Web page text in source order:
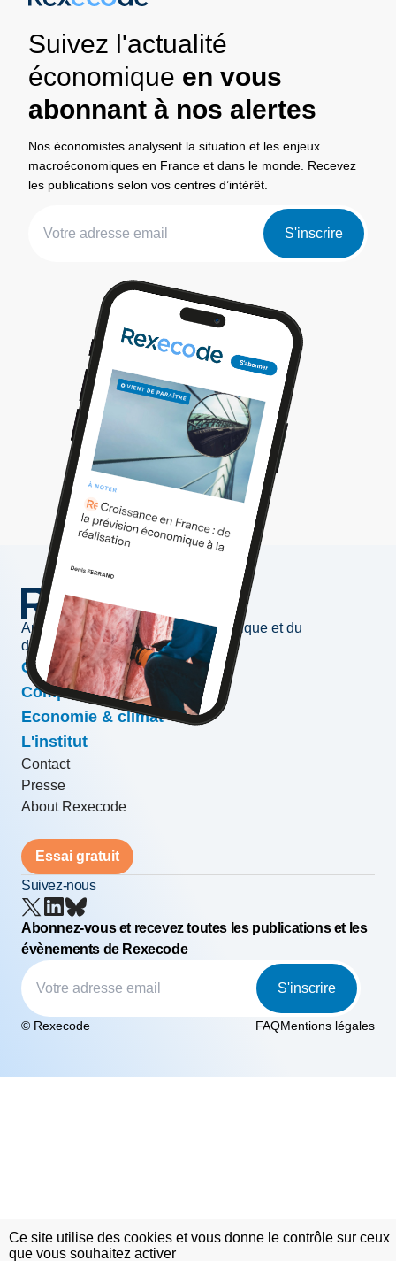
Suivez l'actualité
économique en vous
abonnant à nos alertes
Nos économistes analysent la situation et les enjeux
macroéconomiques en France et dans le monde. Recevez
les publications selon vos centres d’intérêt.
S'inscrire
Au service de l'information économique et du
développement des entreprises
Conjoncture & prévisions
Compétitivité & croissance
Economie & climat
L'institut
Contact
Presse
About Rexecode
Essai gratuit
Suivez-nous
Abonnez-vous et recevez toutes les publications et les
évènements de Rexecode
S'inscrire
© Rexecode FAQMentions légales
Ce site utilise des cookies et vous donne le contrôle sur ceux
que vous souhaitez activer